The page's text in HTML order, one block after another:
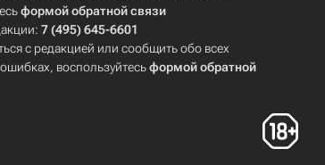
формой обратной связи
7 (495) 645-6601
с редакцией или сообщить обо всех
воспользуйтесьформой обратной